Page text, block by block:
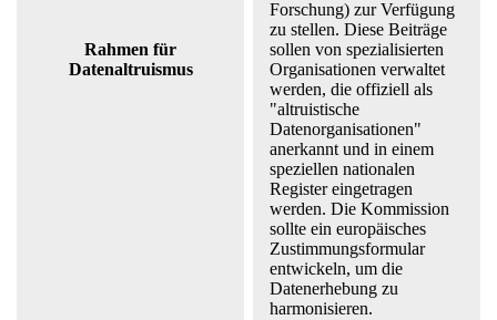
Rahmen für
Datenaltruismus
Forschung) zur Verfügung
zu stellen. Diese Beiträge
sollen von spezialisierten
Organisationen verwaltet
werden, die offiziell als
"altruistische
Datenorganisationen"
anerkannt und in einem
speziellen nationalen
Register eingetragen
werden. Die Kommission
sollte ein europäisches
Zustimmungsformular
entwickeln, um die
Datenerhebung zu
harmonisieren.